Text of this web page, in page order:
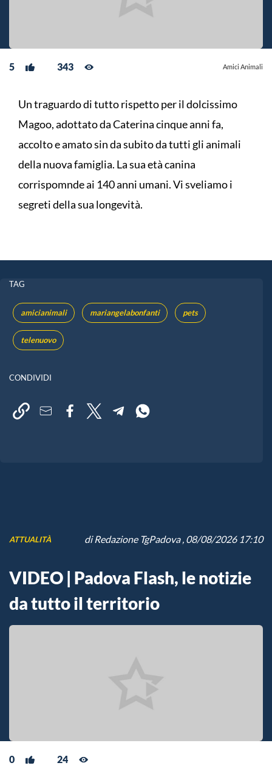
5 343 Amici Animali
Un traguardo di tutto rispetto per il dolcissimo
Magoo, adottato da Caterina cinque anni fa,
accolto e amato sin da subito da tutti gli animali
della nuova famiglia. La sua età canina
corrispomnde ai 140 anni umani. Vi sveliamo i
segreti della sua longevità.
TAG
amicianimali mariangelabonfanti pets
telenuovo
CONDIVIDI
ATTUALITÀ diRedazione TgPadova, 08/08/2026 17:10
VIDEO | Padova Flash, le notizie
da tutto il territorio
0 24